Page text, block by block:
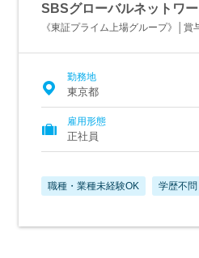
SBSグローバルネットワ
《東証プライム上場グループ》│賞
勤務地
東京都
雇用形態
正社員
職種・業種未経験OK 学歴不問